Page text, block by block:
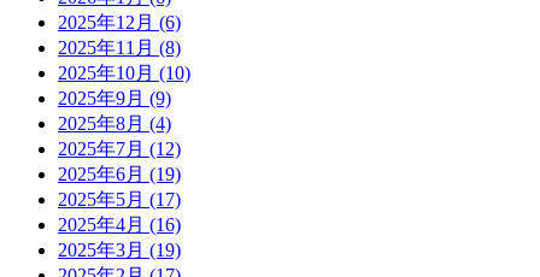
2025年12月 (6)
2025年11月 (8)
2025年10月 (10)
2025年9月 (9)
2025年8月 (4)
2025年7月 (12)
2025年6月 (19)
2025年5月 (17)
2025年4月 (16)
2025年3月 (19)